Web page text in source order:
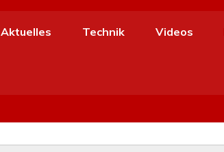
Aktuelles Technik Videos